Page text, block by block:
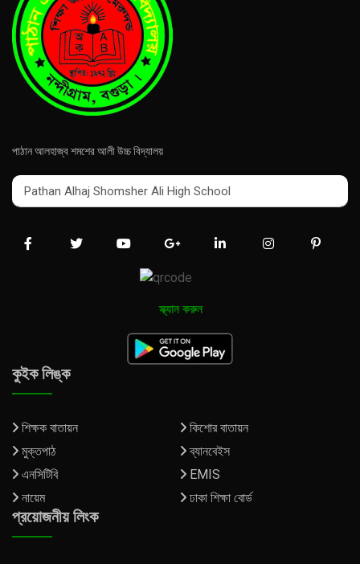
পাঠান আলহাজ্ব শমশের আলী উচ্চ বিদ্যালয়
Pathan Alhaj Shomsher Ali High School
Pathan Alhaj Shomsher Ali High School
স্ক্যান করুন
কুইক লিঙ্ক
শিক্ষক বাতায়ন
কিশোর বাতায়ন
মুক্তপাঠ
ব্যানবেইস
এনসিটিবি
EMIS
নায়েম
ঢাকা শিক্ষা বোর্ড
প্রয়োজনীয় লিংক